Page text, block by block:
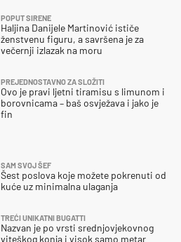
SAM SVOJ ŠEF
Šest poslova koje možete pokrenuti od
kuće uz minimalna ulaganja
TREĆI UNIKATNI BUGATTI
Nazvan je po vrsti srednjovjekovnog
viteškog konja i visok samo metar
POPUT SIRENE
Haljina Danijele Martinović ističe
ženstvenu figuru, a savršena je za
večernji izlazak na moru
PREJEDNOSTAVNO ZA SLOŽITI
Ovo je pravi ljetni tiramisu s limunom i
borovnicama – baš osvježava i jako je
fin